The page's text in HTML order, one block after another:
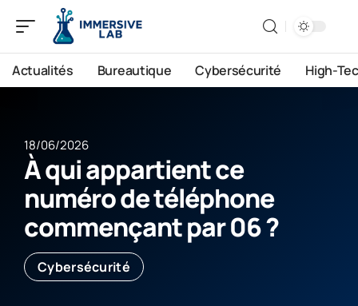
Actualités Bureautique Cybersécurité High-
18/06/2026
À qui appartient ce
numéro de téléphone
commençant par 06 ?
Cybersécurité